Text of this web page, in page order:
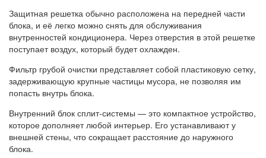
Защитная решетка обычно расположена на передней части
блока, и её легко можно снять для обслуживания
внутренностей кондиционера. Через отверстия в этой решетке
поступает воздух, который будет охлажден.
Фильтр грубой очистки представляет собой пластиковую сетку,
задерживающую крупные частицы мусора, не позволяя им
попасть внутрь блока.
Внутренний блок сплит-системы — это компактное устройство,
которое дополняет любой интерьер. Его устанавливают у
внешней стены, что сокращает расстояние до наружного
блока.